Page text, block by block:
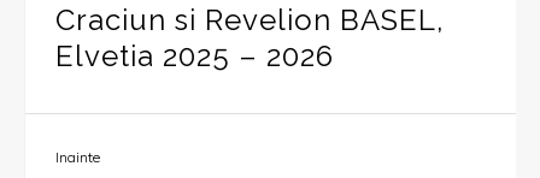
Craciun si Revelion BASEL,
Elvetia 2025 – 2026
Inainte